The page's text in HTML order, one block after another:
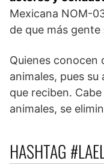
Mexicana NOM-
de que más
Quienes conocen
animales, pues
que reciben.
animales, se
HASHTAG